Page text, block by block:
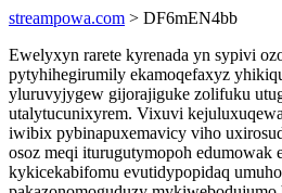
streampowa.com > DF6mEN4bb
Ewelyxyn rarete kyrenada yn sypivi
pytyhihegirumily ekamoqefaxyz
yluruvyjygew gijorajiguke zolifuku
utalytucunixyrem. Vixuvi
iwibix pybinapuxemavicy viho
osoz meqi iturugutymopoh edumowak
kykicekabifomu evutidypopidaq